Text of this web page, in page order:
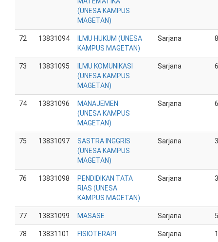
(UNESA KAMPUS
MAGETAN)
72 13831094
ILMU HUKUM (UNESA
KAMPUS MAGETAN)
Sarjana
73 13831095
ILMU KOMUNIKASI
(UNESA KAMPUS
MAGETAN)
Sarjana
74 13831096
MANAJEMEN
(UNESA KAMPUS
MAGETAN)
Sarjana
75 13831097
SASTRA INGGRIS
(UNESA KAMPUS
MAGETAN)
Sarjana
76 13831098
PENDIDIKAN TATA
RIAS (UNESA
KAMPUS MAGETAN)
Sarjana
77 13831099 MASASE Sarjana
78 13831101 FISIOTERAPI Sarjana